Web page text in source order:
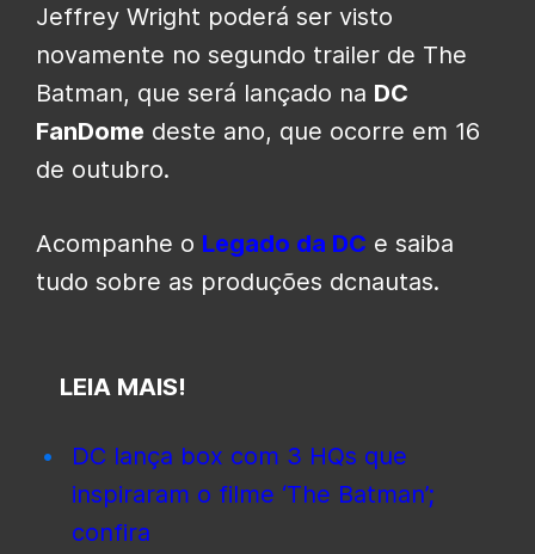
Jeffrey Wright poderá ser visto
novamente no segundo trailer de The
Batman, que será lançado na DC
FanDome deste ano, que ocorre em 16
de outubro.
Acompanhe o Legado da DC e saiba
tudo sobre as produções dcnautas.
LEIA MAIS!
DC lança box com 3 HQs que
inspiraram o filme ‘The Batman’;
confira